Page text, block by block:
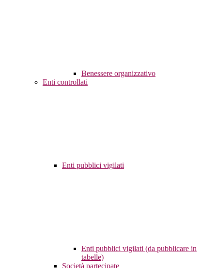
Benessere organizzativo
Enti controllati
Enti pubblici vigilati
Enti pubblici vigilati (da pubblicare in
tabelle)
Società partecipate